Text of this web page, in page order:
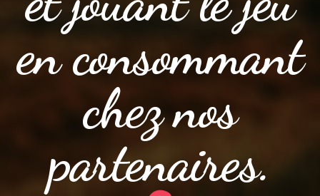
en consommant
chez nos
partenaires.